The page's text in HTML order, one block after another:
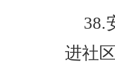
38.
进社